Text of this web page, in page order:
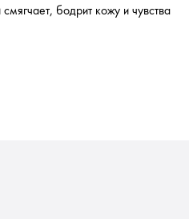
бодрит кожу и чувства